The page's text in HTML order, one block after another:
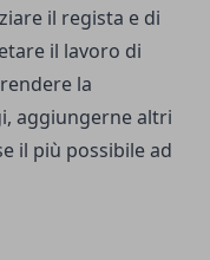
il regista e di
il lavoro di
la
aggiungerne altri
il più possibile ad